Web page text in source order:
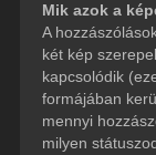
Mik azok a
A
két kép
kapcsolódik
formájában
mennyi
milyen